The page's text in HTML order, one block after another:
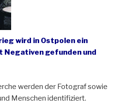
wird in Ostpolen ein
Negativen gefunden und
werden der Fotograf sowie
Menschen identifiziert.